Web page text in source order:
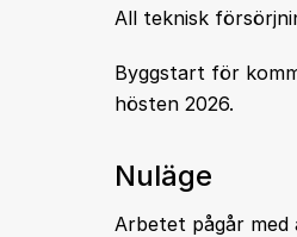
All teknisk
Byggstart för
hösten 2026.
Nuläge
Arbetet pågår med